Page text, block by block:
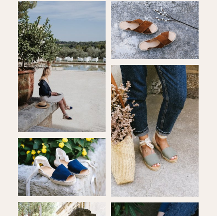
CONTACT